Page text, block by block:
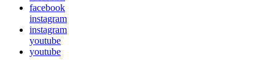
facebook
instagram
instagram
youtube
youtube